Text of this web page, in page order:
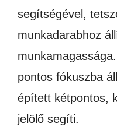
segítségével,
munkadarabhoz
pontos fókuszba
épített kétpontos,
jelölő segíti.